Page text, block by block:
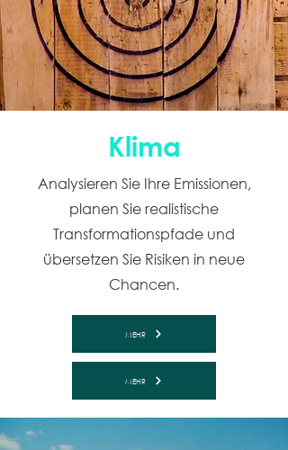
Klima
Analysieren Sie Ihre Emissionen,
planen Sie realistische
Transformationspfade und
übersetzen Sie Risiken in neue
Chancen.
MEHR
MEHR